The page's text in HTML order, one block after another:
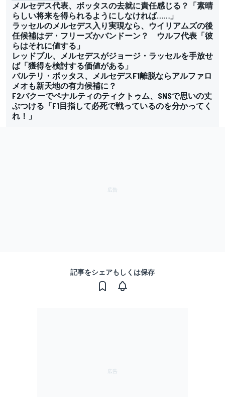
メルセデス代表、ボッタスの去就に責任感じる？「素晴
らしい将来を得られるようにしなければ……」
ラッセルのメルセデス入り実現なら、ウイリアムズの後
任候補はデ・フリーズかバンドーン？ ウルフ代表「彼
らはそれに値する」
レッドブル、メルセデスがジョージ・ラッセルを手放せ
ば「獲得を検討する価値がある」
バルテリ・ボッタス、メルセデスF1離脱ならアルファロ
メオも新天地の有力候補に？
F2バクーでペナルティのティクトゥム、SNSで思いの丈
ぶつける「F1目指して必死で戦っているのを分かってく
れ！」
記事をシェアもしくは保存